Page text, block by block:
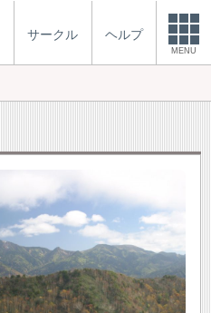
サークル ヘルプ
MENU